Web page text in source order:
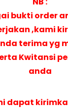
bukti order
,kami
terima yg
Kwitansi
anda
dapat